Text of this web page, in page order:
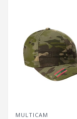
MULTICAM